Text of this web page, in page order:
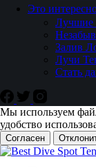
Это
Лучшие
Залив
Лучи
Стать
Мы используем
удобство
Согласен